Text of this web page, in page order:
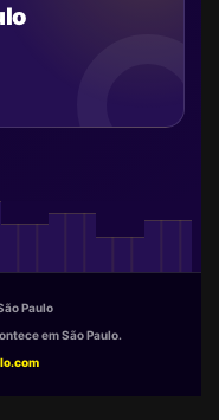
Paulo
em São Paulo.